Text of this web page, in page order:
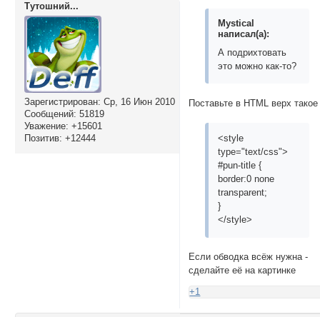
Тутошний...
Зарегистрирован: Ср, 16 Июн 2010
Сообщений: 51819
Уважение: +15601
Позитив: +12444
Mystical
написал(а):
А подрихтовать
это можно как-то?
Поставьте в HTML верх такое
<style
type="text/css">
#pun-title {
border:0 none
transparent;
}
</style>
Если обводка всёж нужна -
сделайте её на картинке
+1